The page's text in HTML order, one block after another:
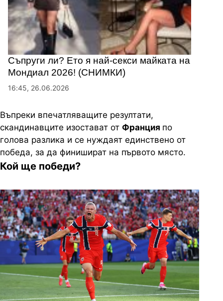
Съпруги ли? Ето я най-секси майката на
Мондиал 2026! (СНИМКИ)
16:45, 26.06.2026
Въпреки впечатляващите резултати,
скандинавците изостават от Франция по
голова разлика и се нуждаят единствено от
победа, за да финишират на първото място.
Кой ще победи?